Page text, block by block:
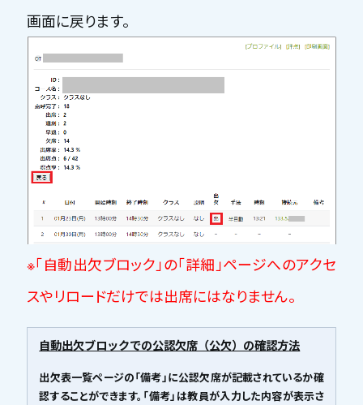
画面に戻ります。
※「自動出欠ブロック」の「詳細」ページへのアクセ
スやリロードだけでは出席にはなりません。
自動出欠ブロックでの公認欠席（公欠）の確認方法
出欠表一覧ページの「備考」に公認欠席が記載されているか確
認することができます。「備考」は教員が入力した内容が表示さ